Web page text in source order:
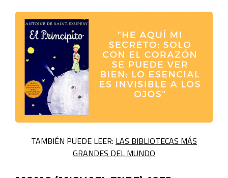
TAMBIÉN PUEDE LEER: LAS BIBLIOTECAS MÁS
GRANDES DEL MUNDO